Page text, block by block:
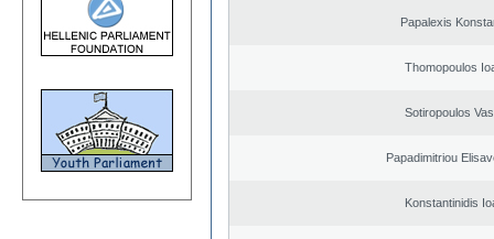
Papalexis
Thomopoulos
Sotiropoulos
Papadimitriou
Konstantinidis